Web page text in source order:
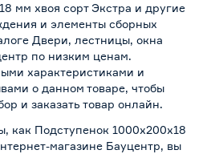
мм хвоя сорт Экстра и другие
и элементы сборных
Двери, лестницы, окна
по низким ценам.
характеристиками и
о данном товаре, чтобы
и заказать товар онлайн.
как Подступенок 1000х200х18
магазине Бауцентр, вы